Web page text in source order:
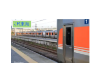
JR東海